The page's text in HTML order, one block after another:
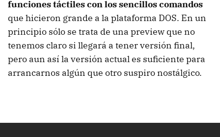
funciones táctiles con los sencillos comandos
que hicieron grande a la plataforma DOS. En un
principio sólo se trata de una preview que no
tenemos claro si llegará a tener versión final,
pero aun así la versión actual es suficiente para
arrancarnos algún que otro suspiro nostálgico.